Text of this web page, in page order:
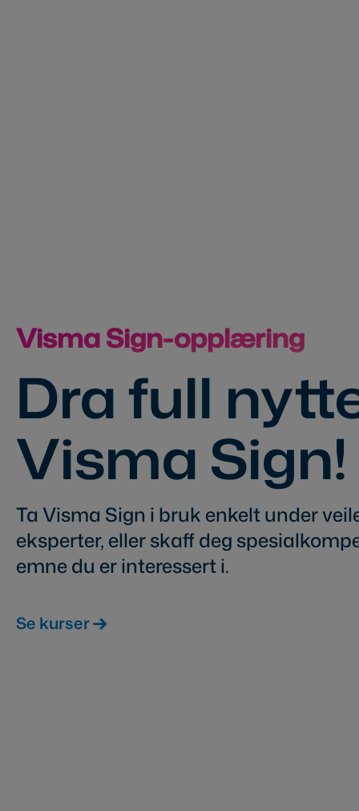
Visma Sign-opplæring
Dra full
Visma Sign!
Ta Visma Sign i bruk enkelt under
eksperter, eller skaff deg
emne du er interessert i.
Se kurser